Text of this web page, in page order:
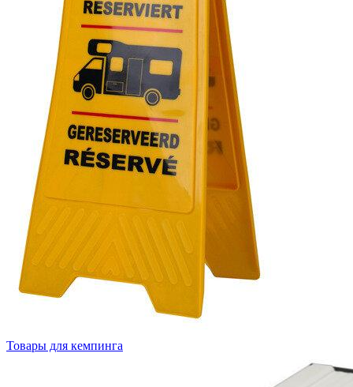
Товары для кемпинга